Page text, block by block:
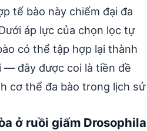
tế bào này chiếm đại đa
áp lực của chọn lọc tự
có thể tập hợp lại thành
— đây được coi là tiền đề
cơ thể đa bào trong lịch sử
ở ruồi giấm Drosophila